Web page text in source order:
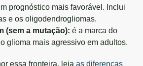
prognóstico mais favorável. Inclui
e os oligodendrogliomas.
(sem a mutação): é a marca do
glioma mais agressivo em adultos.
essa fronteira, leia as diferenças